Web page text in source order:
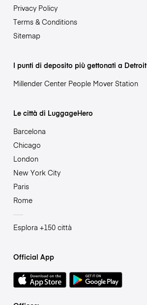
Privacy Policy
Terms & Conditions
Sitemap
I punti di deposito più gettonati a Detroit
Millender Center People Mover Station
Le città di LuggageHero
Barcelona
Chicago
London
New York City
Paris
Rome
Esplora +150 città
Official App